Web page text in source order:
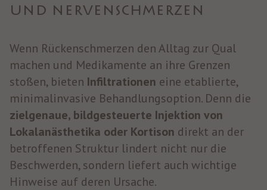
UND NERVENSCHMERZEN
Wenn Rückenschmerzen den Alltag zur Qual
machen und Medikamente an ihre Grenzen
stoßen, bieten Infiltrationen eine etablierte,
minimalinvasive Behandlungsoption. Denn die
zielgenaue, bildgesteuerte Injektion von
Lokalanästhetika oder Kortison direkt an der
betroffenen Struktur lindert nicht nur die
Beschwerden, sondern liefert auch wichtige
Hinweise auf deren Ursache.